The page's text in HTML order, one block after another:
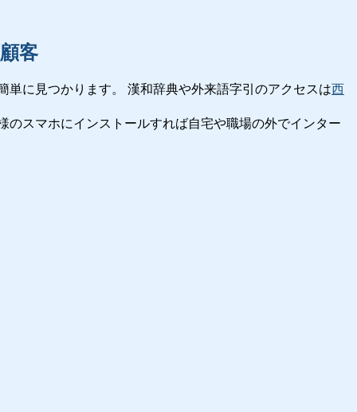
客
に見つかります。 漢和辞典や外来語字引のアクセスは西
のスマホにインストールすれば自宅や職場の外でインター